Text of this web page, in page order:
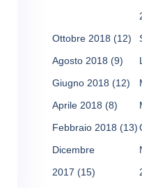
Ottobre 2018 (12)
Agosto 2018 (9)
Giugno 2018 (12)
Aprile 2018 (8)
Febbraio 2018 (13)
Dicembre
2017 (15)